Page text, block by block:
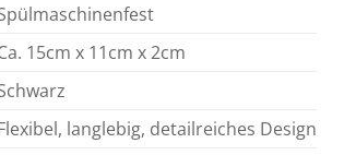
15cm x 11cm x 2cm
langlebig, detailreiches Design